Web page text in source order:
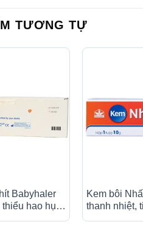
TƯƠNG TỰ
Babyhaler
hao hụt
Kem bôi
thanh nhiệt,